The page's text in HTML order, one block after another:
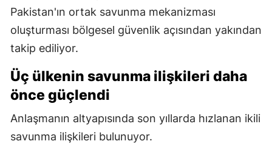
Pakistan'ın ortak savunma mekanizması
oluşturması bölgesel güvenlik açısından yakından
takip ediliyor.
Üç ülkenin savunma ilişkileri daha
önce güçlendi
Anlaşmanın altyapısında son yıllarda hızlanan ikili
savunma ilişkileri bulunuyor.